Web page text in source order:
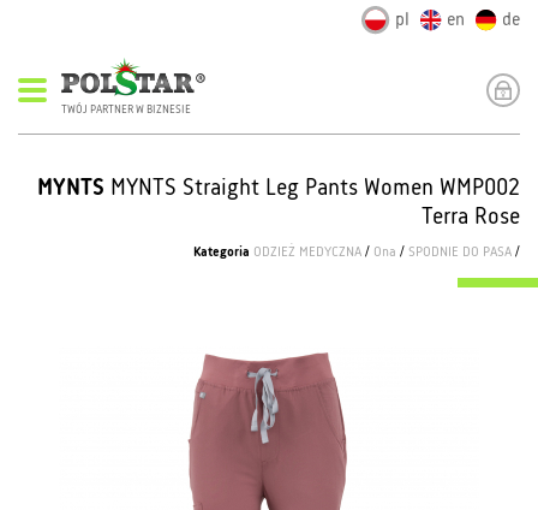
pl en de
TWÓJ PARTNER W BIZNESIE
MYNTS MYNTS Straight Leg Pants Women WMP002
Terra Rose
Kategoria ODZIEŻ MEDYCZNA / Ona / SPODNIE DO PASA /